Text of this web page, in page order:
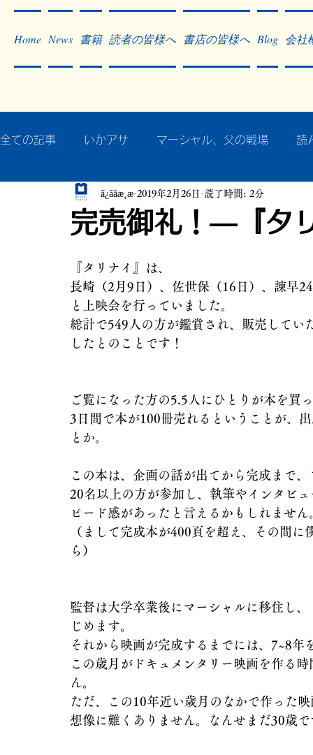
Home News 書籍 読者の皆様へ 書店の皆様へ Blog 会社
全ての記事 いかアサ マーシャル、父の戦場 読
秘蔵写真200枚でたどるアジア・太平洋戦争
完売御礼！―『タ
ã¿ããæ¸æ 2019年2月26日 読了時間: 2分
『タリナイ』は、
長崎（2月9日）、佐世保（16日）、諫早
と上映会を行っていました。
総計で549人の方が鑑賞され、販売してい
したとのことです！
ご覧になった方の5.5人にひとりが本を買
3日間で本が100冊売れるということが、
とか。
この本は、企画の話が出てから完成まで
20名以上の方が参加し、執筆やインタビ
ピード感があったと言えるかもしれません
（まして完成本が400頁を超え、その間
ら）
監督は大学卒業後にマーシャルに移住し
じめます。
それから映画が完成するまでには、7~8年
この歳月がドキュメンタリー映画を作る
ん。
ただ、この10年近い歳月のなかで作った
想像に難くありません。なんせまだ30歳